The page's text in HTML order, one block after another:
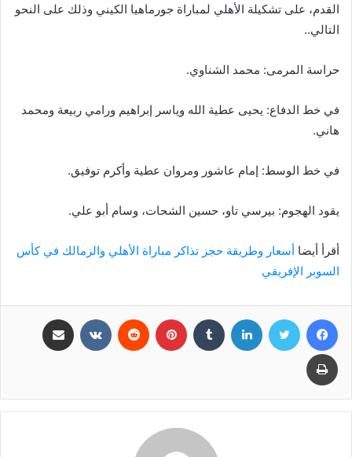
القدم، على تشكيلة الأهلي لمباراة جورماهيا الكيني وذلك على النحو
التالي..
حراسة المرمى: محمد الشناوي.
في خط الدفاع: يحيى عطية الله وياسر إبراهيم ورامي ربيعة ومحمد
هاني.
في خط الوسط: إمام عاشور ومروان عطية وأكرم توفيق.
يقود الهجوم: بيرسي تاو، حسين الشحات، وسام أبو علي.
أقرأ أيضا أسعار وطريقة حجز تذاكر مباراة الأهلي والزمالك في كأس
السوبر الإفريقي
فيسبوك تويتر لينكدإن بينتيريست
طباعة